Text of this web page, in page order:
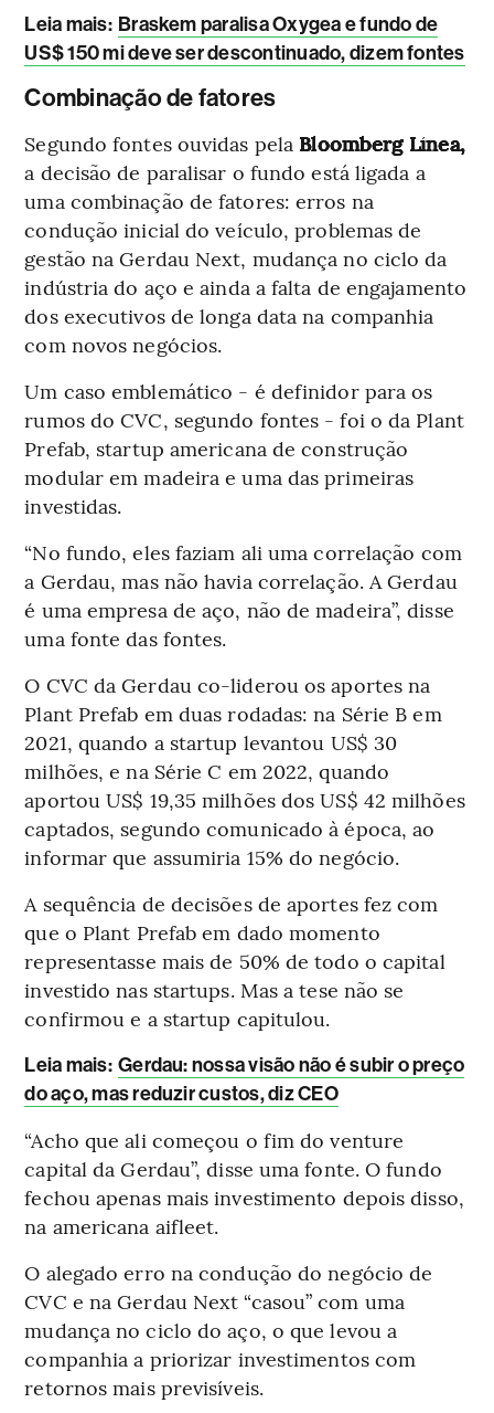
Leia mais: Braskem paralisa Oxygea e fundo de
US$ 150 mi deve ser descontinuado, dizem fontes
Combinação de fatores
Segundo fontes ouvidas pela Bloomberg Línea,
a decisão de paralisar o fundo está ligada a
uma combinação de fatores: erros na
condução inicial do veículo, problemas de
gestão na Gerdau Next, mudança no ciclo da
indústria do aço e ainda a falta de engajamento
dos executivos de longa data na companhia
com novos negócios.
Um caso emblemático - é definidor para os
rumos do CVC, segundo fontes - foi o da Plant
Prefab, startup americana de construção
modular em madeira e uma das primeiras
investidas.
“No fundo, eles faziam ali uma correlação com
a Gerdau, mas não havia correlação. A Gerdau
é uma empresa de aço, não de madeira”, disse
uma fonte das fontes.
O CVC da Gerdau co-liderou os aportes na
Plant Prefab em duas rodadas: na Série B em
2021, quando a startup levantou US$ 30
milhões, e na Série C em 2022, quando
aportou US$ 19,35 milhões dos US$ 42 milhões
captados, segundo comunicado à época, ao
informar que assumiria 15% do negócio.
A sequência de decisões de aportes fez com
que o Plant Prefab em dado momento
representasse mais de 50% de todo o capital
investido nas startups. Mas a tese não se
confirmou e a startup capitulou.
Leia mais: Gerdau: nossa visão não é subir o preço
do aço, mas reduzir custos, diz CEO
“Acho que ali começou o fim do venture
capital da Gerdau”, disse uma fonte. O fundo
fechou apenas mais investimento depois disso,
na americana aifleet.
O alegado erro na condução do negócio de
CVC e na Gerdau Next “casou” com uma
mudança no ciclo do aço, o que levou a
companhia a priorizar investimentos com
retornos mais previsíveis.